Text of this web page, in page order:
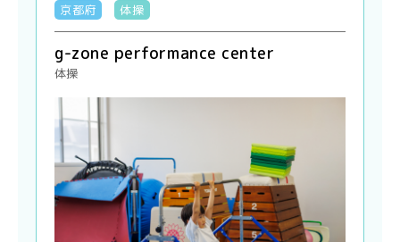
京都府 体操
g-zone performance center
体操